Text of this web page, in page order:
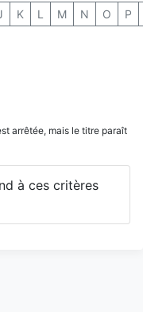
K L M N O P
arrêtée, mais le titre paraît
à ces critères